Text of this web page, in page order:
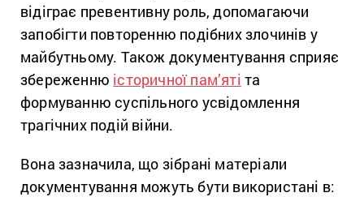
відіграє превентивну роль, допомагаючи
запобігти повторенню подібних злочинів у
майбутньому. Також документування сприяє
збереженню історичної пам’яті та
формуванню суспільного усвідомлення
трагічних подій війни.
Вона зазначила, що зібрані матеріали
документування можуть бути використані в: